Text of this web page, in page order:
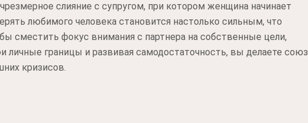
слияние с супругом, при котором женщина начинает
любимого человека становится настолько сильным, что
сместить фокус внимания с партнера на собственные цели,
личные границы и развивая самодостаточность, вы делаете союз
кризисов.